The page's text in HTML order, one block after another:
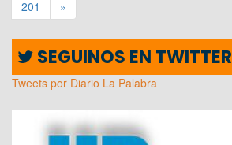
201
»
SEGUINOS EN TWITTER
Tweets por Diario La Palabra